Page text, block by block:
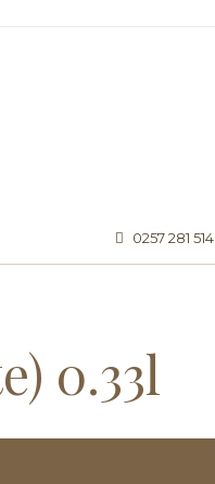
0257 281 514
0.33l